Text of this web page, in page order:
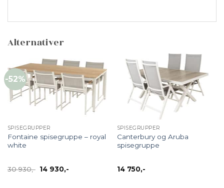
Alternativer
-52%
SPISEGRUPPER
Fontaine spisegruppe – royal
white
30 930,- Opprinnelig
14 930,-Nåværende
SPISEGRUPPER
Canterbury og Aruba
spisegruppe
14 750,-